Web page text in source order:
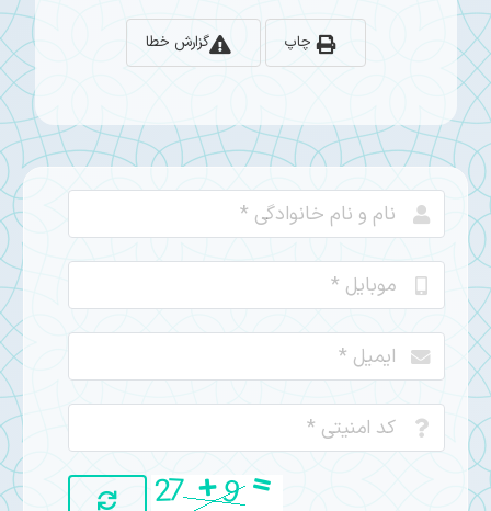
گزارش خطا چاپ